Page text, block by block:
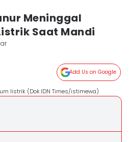
Meninggal
Saat Mandi
Add Us on Google
listrik (Dok.IDN Times/istimewa)